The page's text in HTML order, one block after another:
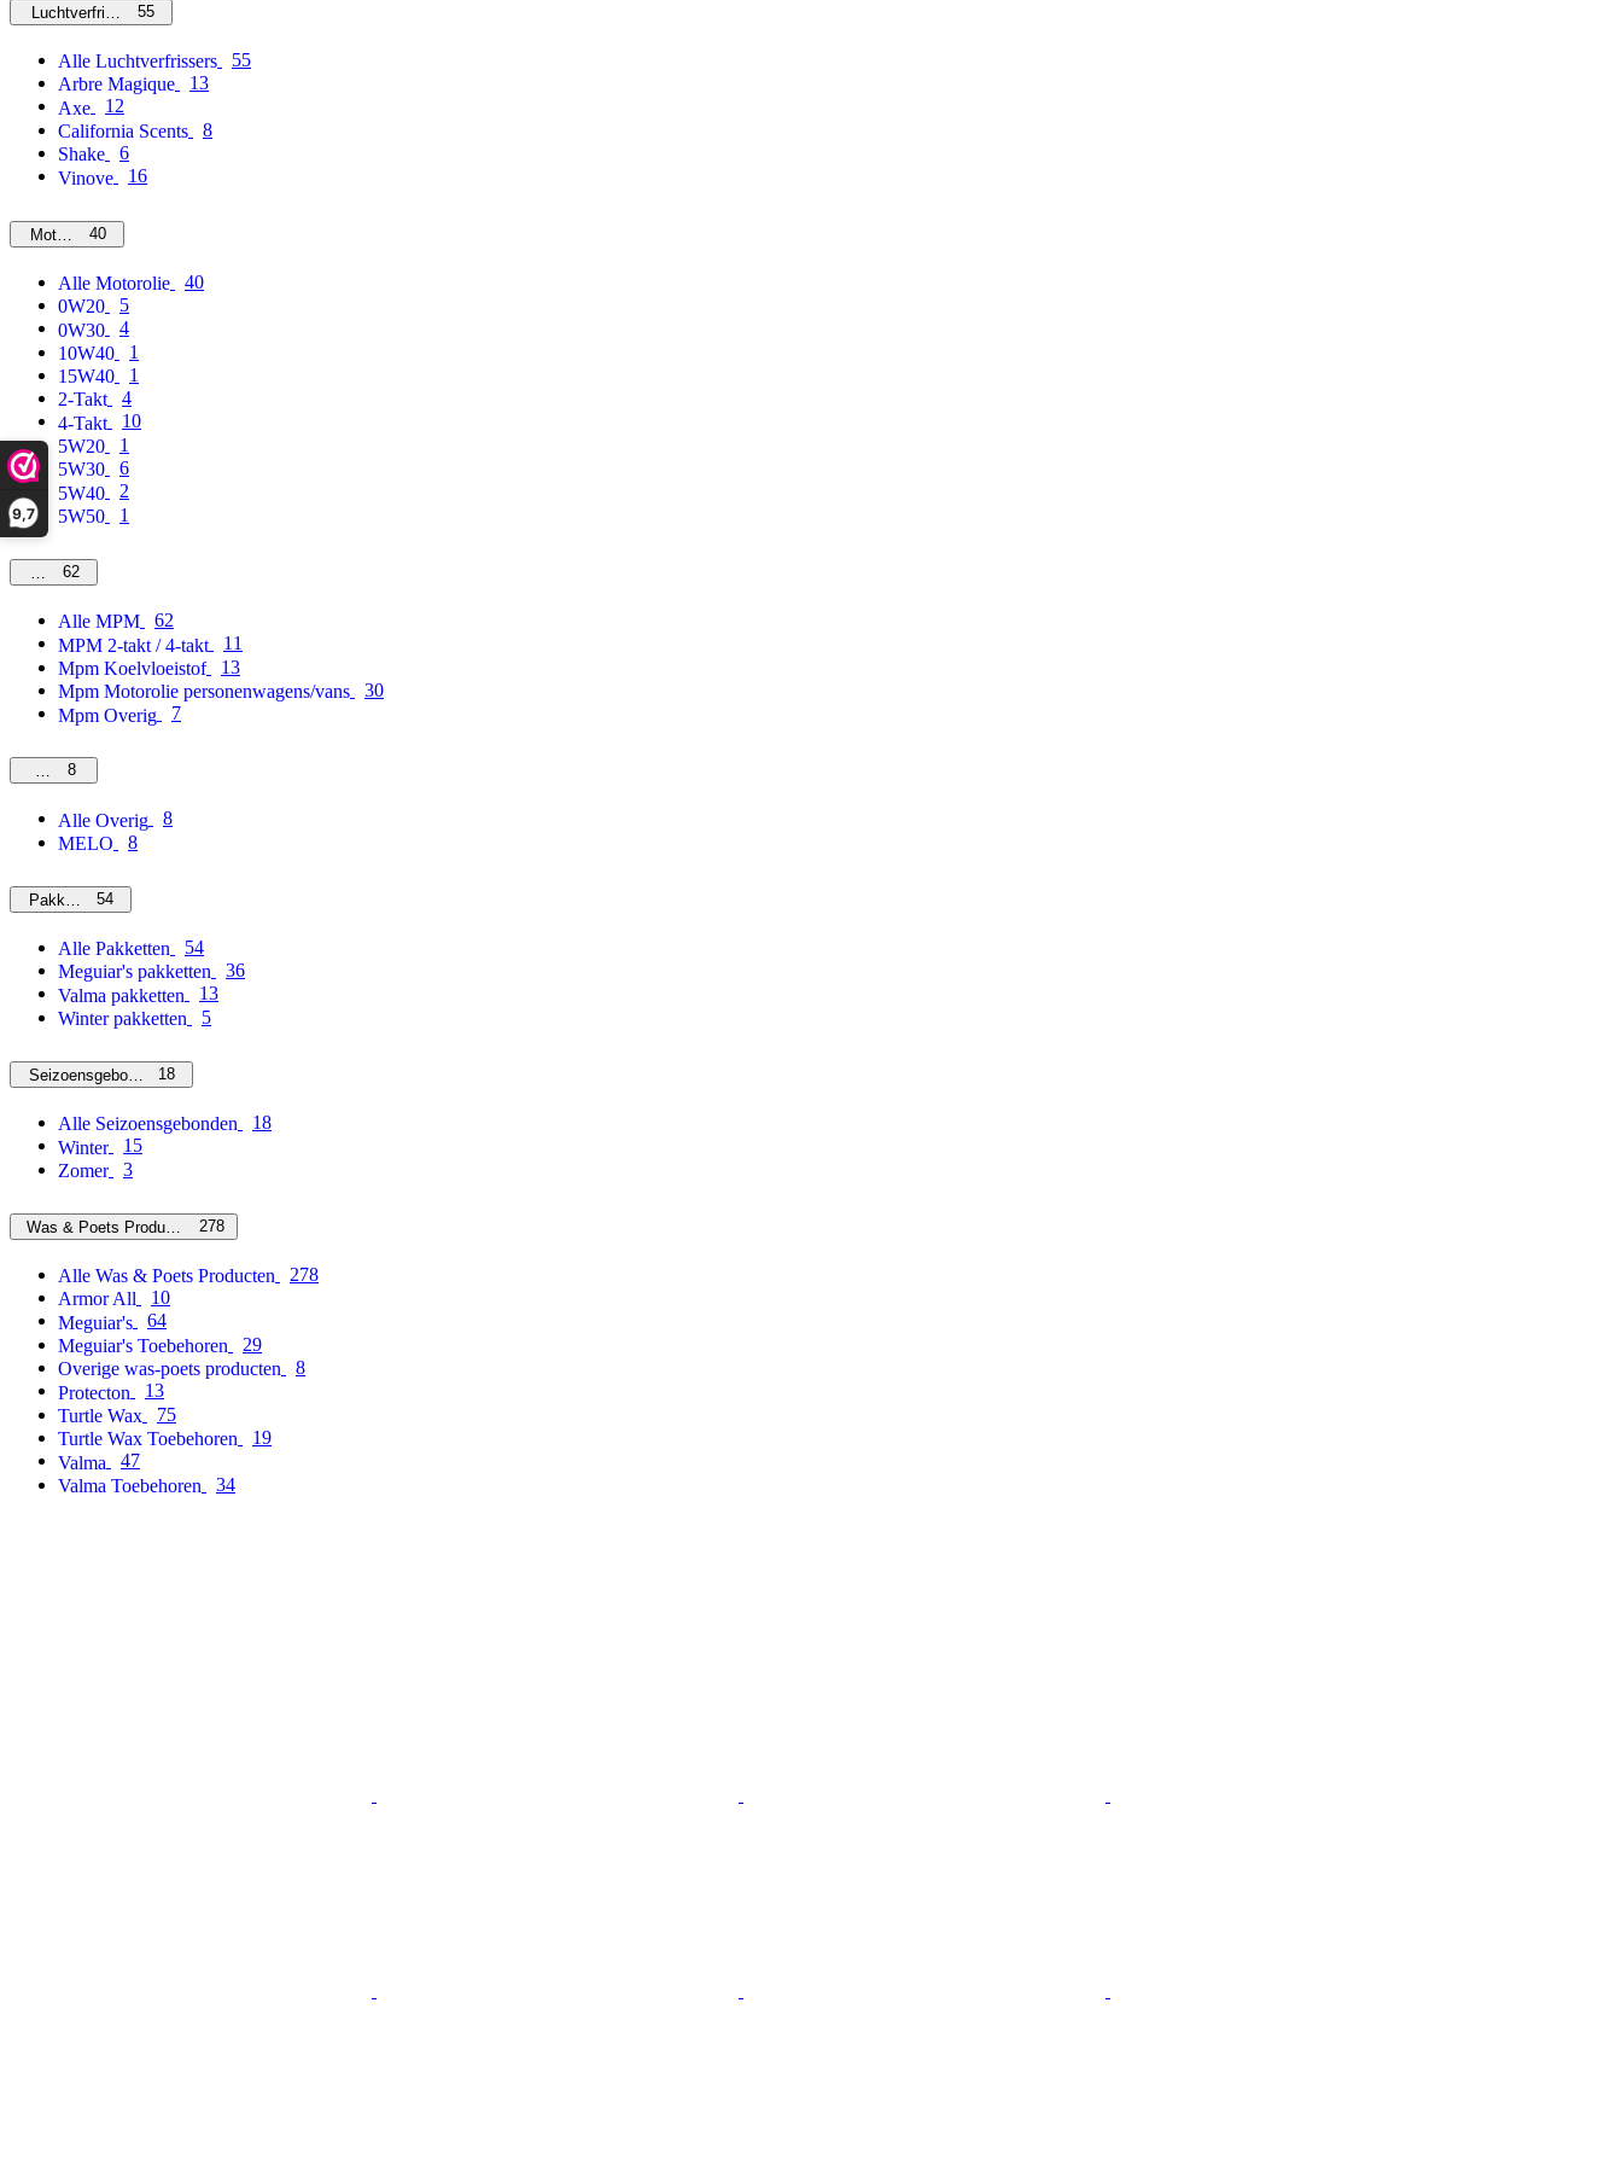
9,7
Luchtverfrissers55
Alle Luchtverfrissers
55
Arbre Magique
13
Axe
12
California Scents
8
Shake
6
Vinove
16
Motorolie40
Alle Motorolie
40
0W20
5
0W30
4
10W40
1
15W40
1
2-Takt
4
4-Takt
10
5W20
1
5W30
6
5W40
2
5W50
1
MPM62
Alle MPM
62
MPM 2-takt / 4-takt
11
Mpm Koelvloeistof
13
Mpm Motorolie personenwagens/vans
30
Mpm Overig
7
Overig
8
Alle Overig
8
MELO
8
Pakketten54
Alle Pakketten
54
Meguiar's pakketten
36
Valma pakketten
13
Winter pakketten
5
Seizoensgebonden18
Alle Seizoensgebonden
18
Winter
15
Zomer
3
Was & Poets Producten 278
Alle Was & Poets Producten
278
Armor All
10
Meguiar's
64
Meguiar's Toebehoren
29
Overige was-poets producten
8
Protecton
13
Turtle Wax
75
Turtle Wax Toebehoren
19
Valma
47
Valma Toebehoren
34